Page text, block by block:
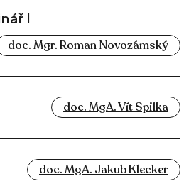
I
doc. Mgr. Roman Novozámský
doc. MgA. Vít Spilka
doc. MgA. Jakub Klecker